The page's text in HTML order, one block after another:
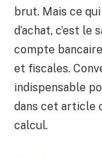
brut. Mais ce
d’achat, c’est
compte
et fiscales.
indispensable
dans cet article
calcul.